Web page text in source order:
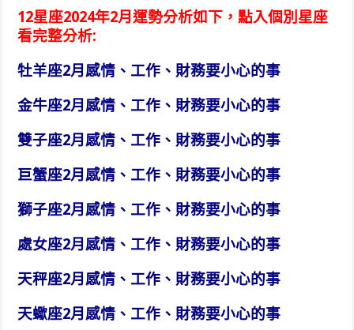
12星座2024年2月運勢分析如下，點入個別星座
看完整分析:
牡羊座2月感情、工作、財務要小心的事
金牛座2月感情、工作、財務要小心的事
雙子座2月感情、工作、財務要小心的事
巨蟹座2月感情、工作、財務要小心的事
獅子座2月感情、工作、財務要小心的事
處女座2月感情、工作、財務要小心的事
天秤座2月感情、工作、財務要小心的事
天蠍座2月感情、工作、財務要小心的事